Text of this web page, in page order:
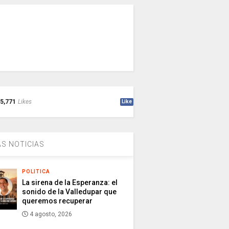
5,771 Likes Like
NOTICIAS
POLITICA
La sirena de la Esperanza: el
sonido de la Valledupar que
queremos recuperar
4 agosto, 2026